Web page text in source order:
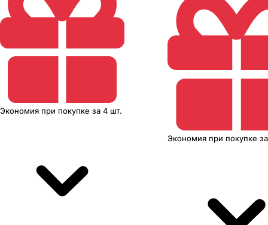
Экономия при покупке за 4 шт.
Экономия при покупке